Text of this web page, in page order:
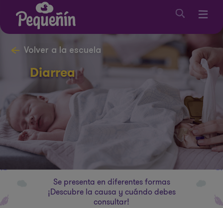
Volver a la escuela
Diarrea
Se presenta en diferentes formas
¡Descubre la causa y cuándo debes
consultar!